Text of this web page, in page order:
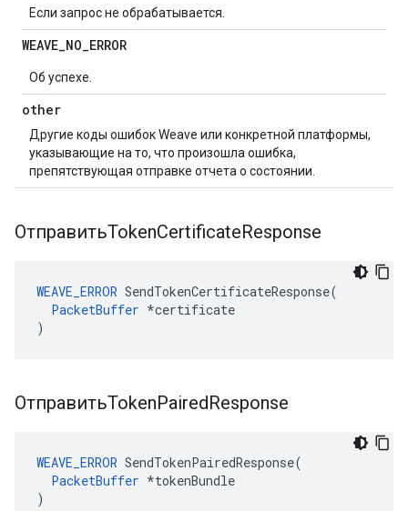
Если запрос не обрабатывается.
WEAVE_NO_ERROR
Об успехе.
other
Другие коды ошибок Weave или конкретной платформы,
указывающие на то, что произошла ошибка,
препятствующая отправке отчета о состоянии.
ОтправитьTokenCertificateResponse
WEAVE_ERROR SendTokenCertificateResponse(
PacketBuffer *certificate
)
ОтправитьTokenPairedResponse
WEAVE_ERROR SendTokenPairedResponse(
PacketBuffer *tokenBundle
)